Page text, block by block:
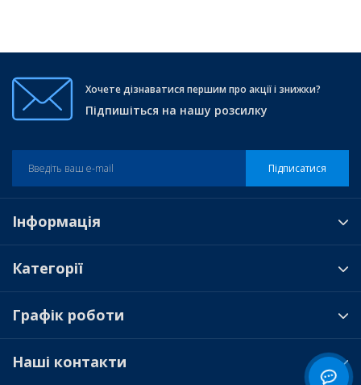
Хочете дізнаватися першим про акції і знижки?
Підпишіться на нашу розсилку
Підписатися
Інформація
Категорії
Графік роботи
Наші контакти